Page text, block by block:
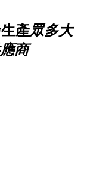
產眾多大
商